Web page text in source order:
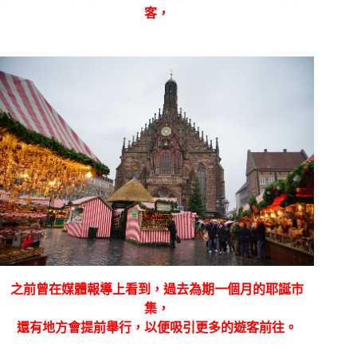
客，
之前曾在媒體報導上看到，過去為期一個月的耶誕市
集，
還有地方會提前舉行，以便吸引更多的遊客前往。